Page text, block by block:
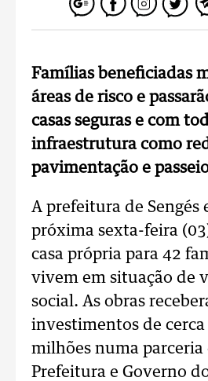
Famílias beneficiadas
áreas de risco e
casas seguras e com
infraestrutura como
pavimentação e
A prefeitura de Sengés
próxima sexta-feira
casa própria para 42
vivem em situação de
social. As obras
investimentos de cerca
milhões numa parceria
Prefeitura e Governo